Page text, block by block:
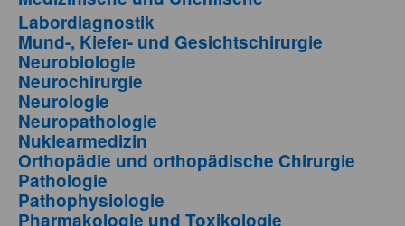
Labordiagnostik
Mund-, Kiefer- und Gesichtschirurgie
Neurobiologie
Neurochirurgie
Neurologie
Neuropathologie
Nuklearmedizin
Orthopädie und orthopädische Chirurgie
Pathologie
Pathophysiologie
Pharmakologie und Toxikologie